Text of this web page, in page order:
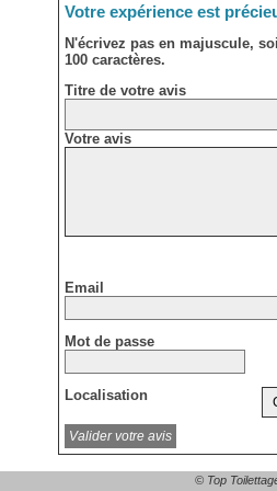
Votre expérience est
N'écrivez pas en majuscule,
100 caractères.
Titre de votre avis
Votre avis
Email
Mot de passe
Localisation
© Top